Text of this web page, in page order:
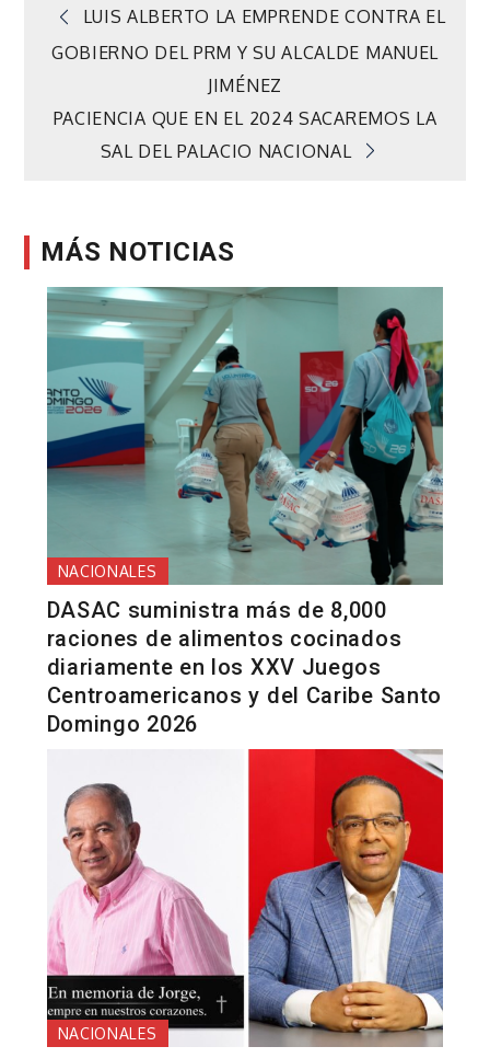
Navegación
entradas
LUIS ALBERTO LA EMPRENDE CONTRA EL
GOBIERNO DEL PRM Y SU ALCALDE MANUEL
JIMÉNEZ
PACIENCIA QUE EN EL 2024 SACAREMOS LA
SAL DEL PALACIO NACIONAL
MÁS NOTICIAS
NACIONALES
DASAC suministra más de 8,000
raciones de alimentos cocinados
diariamente en los XXV Juegos
Centroamericanos y del Caribe Santo
Domingo 2026
NACIONALES